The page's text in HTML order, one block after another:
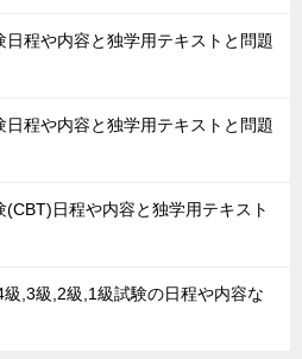
程や内容と独学用テキストと問題
程や内容と独学用テキストと問題
日程や内容と独学用テキスト
,3級,2級,1級試験の日程や内容な